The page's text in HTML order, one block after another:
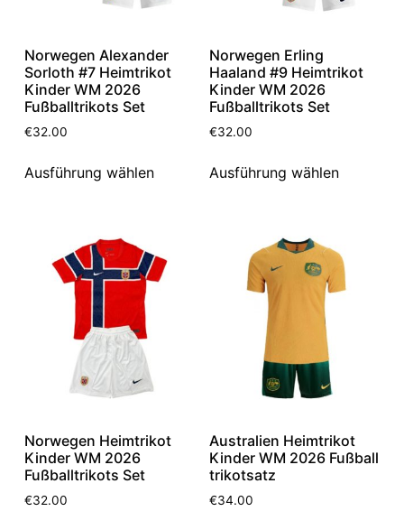
Norwegen Alexander
Sorloth #7 Heimtrikot
Kinder WM 2026
Fußballtrikots Set
€32.00
Ausführung wählen
Norwegen Erling
Haaland #9 Heimtrikot
Kinder WM 2026
Fußballtrikots Set
€32.00
Ausführung wählen
Norwegen Heimtrikot
Kinder WM 2026
Fußballtrikots Set
€32.00
Australien Heimtrikot
Kinder WM 2026 Fußball
trikotsatz
€34.00